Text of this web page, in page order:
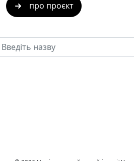
про проєкт